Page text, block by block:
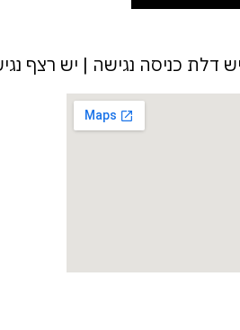
יש דלת כניסה נגישה | יש רצף